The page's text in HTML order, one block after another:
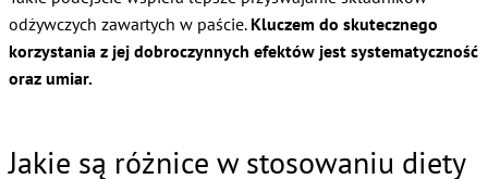
odżywczych zawartych w paście. Kluczem do skutecznego
korzystania z jej dobroczynnych efektów jest systematyczność
oraz umiar.
Jakie są różnice w stosowaniu diety